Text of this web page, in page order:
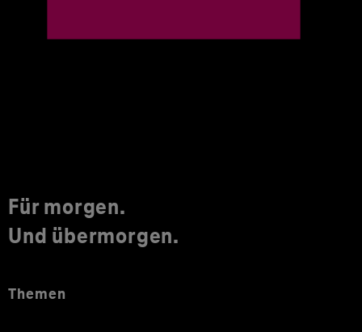
Für morgen.
Und übermorgen.
Themen